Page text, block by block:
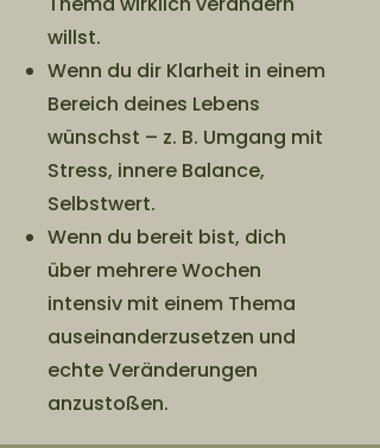
willst.
Wenn du dir Klarheit in einem
Bereich deines Lebens
wünschst – z. B. Umgang mit
Stress, innere Balance,
Selbstwert.
Wenn du bereit bist, dich
über mehrere Wochen
intensiv mit einem Thema
auseinanderzusetzen und
echte Veränderungen
anzustoßen.